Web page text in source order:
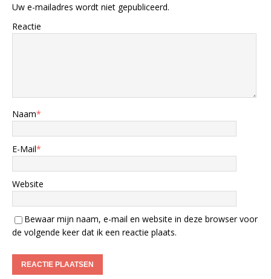
Uw e-mailadres wordt niet gepubliceerd.
Reactie
Naam*
E-Mail*
Website
Bewaar mijn naam, e-mail en website in deze browser voor
de volgende keer dat ik een reactie plaats.